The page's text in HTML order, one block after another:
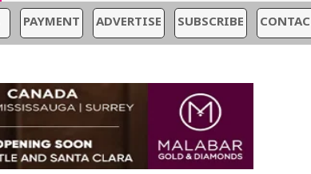
PAYMENT ADVERTISE SUBSCRIBE